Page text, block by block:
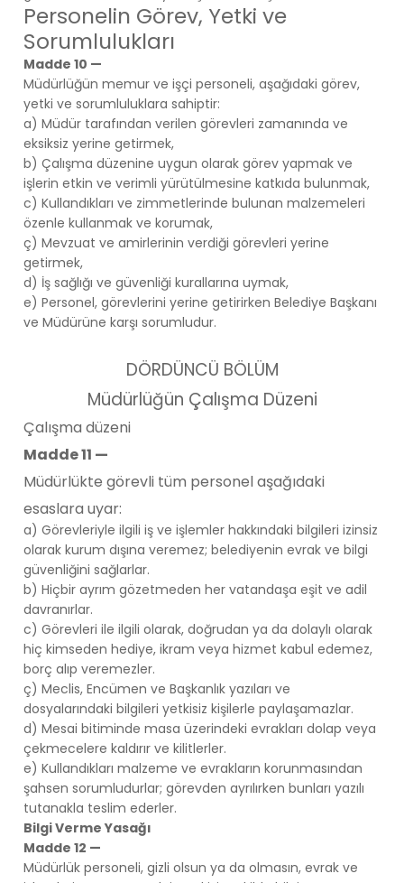
Personelin Görev, Yetki ve
Sorumlulukları
Madde 10 —
Müdürlüğün memur ve işçi personeli, aşağıdaki görev,
yetki ve sorumluluklara sahiptir:
a) Müdür tarafından verilen görevleri zamanında ve
eksiksiz yerine getirmek,
b) Çalışma düzenine uygun olarak görev yapmak ve
işlerin etkin ve verimli yürütülmesine katkıda bulunmak,
c) Kullandıkları ve zimmetlerinde bulunan malzemeleri
özenle kullanmak ve korumak,
ç) Mevzuat ve amirlerinin verdiği görevleri yerine
getirmek,
d) İş sağlığı ve güvenliği kurallarına uymak,
e) Personel, görevlerini yerine getirirken Belediye Başkanı
ve Müdürüne karşı sorumludur.
DÖRDÜNCÜ BÖLÜM
Müdürlüğün Çalışma Düzeni
Çalışma düzeni
Madde 11 —
Müdürlükte görevli tüm personel aşağıdaki
esaslara uyar:
a) Görevleriyle ilgili iş ve işlemler hakkındaki bilgileri izinsiz
olarak kurum dışına veremez; belediyenin evrak ve bilgi
güvenliğini sağlarlar.
b) Hiçbir ayrım gözetmeden her vatandaşa eşit ve adil
davranırlar.
c) Görevleri ile ilgili olarak, doğrudan ya da dolaylı olarak
hiç kimseden hediye, ikram veya hizmet kabul edemez,
borç alıp veremezler.
ç) Meclis, Encümen ve Başkanlık yazıları ve
dosyalarındaki bilgileri yetkisiz kişilerle paylaşamazlar.
d) Mesai bitiminde masa üzerindeki evrakları dolap veya
çekmecelere kaldırır ve kilitlerler.
e) Kullandıkları malzeme ve evrakların korunmasından
şahsen sorumludurlar; görevden ayrılırken bunları yazılı
tutanakla teslim ederler.
Bilgi Verme Yasağı
Madde 12 —
Müdürlük personeli, gizli olsun ya da olmasın, evrak ve